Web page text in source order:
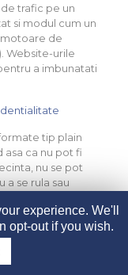
trafic pe un
si modul cum un
de
Website-urile
a imbunatati
tip plain
ca nu pot fi
nu se pot
se rula sau
negative.
si
experience. We'll
opt-out if you wish.